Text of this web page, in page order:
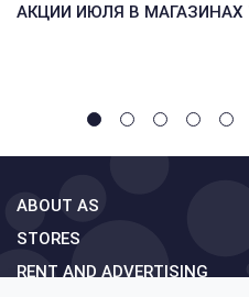
АКЦИИ ИЮЛЯ В МАГАЗИНАХ
ABOUT AS
STORES
RENT AND ADVERTISING